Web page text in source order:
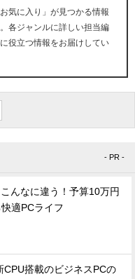
気に入り」が見つかる情報
各ジャンルに詳しい担当編
役立つ情報をお届けしてい
- PR -
こんなに違う！予算10万円
適PCライフ
CPU搭載のビジネスPCの